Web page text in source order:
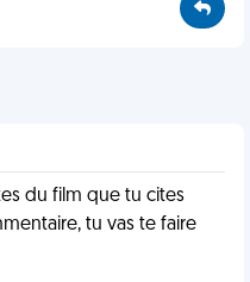
du film que tu cites
tu vas te faire